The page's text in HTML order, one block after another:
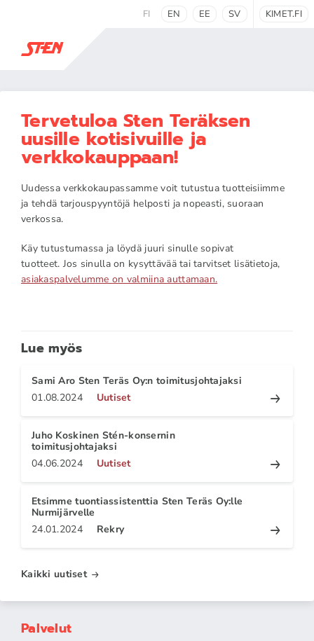
FI EN EE SV KIMET.FI
Tervetuloa Sten Teräksen
uusille kotisivuille ja
verkkokauppaan!
Uudessa verkkokaupassamme voit tutustua tuotteisiimme
ja tehdä tarjouspyyntöjä helposti ja nopeasti, suoraan
verkossa.
Käy tutustumassa ja löydä juuri sinulle sopivat
tuotteet. Jos sinulla on kysyttävää tai tarvitset lisätietoja,
asiakaspalvelumme on valmiina auttamaan.
Lue myös
Sami Aro Sten Teräs Oy:n toimitusjohtajaksi
01.08.2024
Uutiset
Juho Koskinen Stén-konsernin
toimitusjohtajaksi
04.06.2024
Uutiset
Etsimme tuontiassistenttia Sten Teräs Oy:lle
Nurmijärvelle
24.01.2024
Rekry
Kaikki uutiset
Palvelut